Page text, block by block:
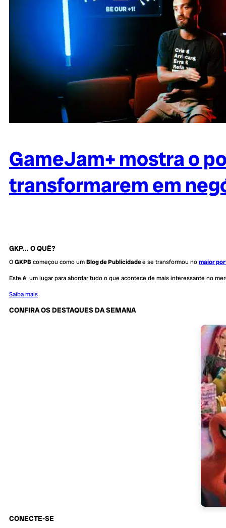
GameJam+ mostra o
transformarem em
GKP... O QUÊ?
OGKPBcomeçou como umBlog de Publicidadee se transformou nomaior
Este é um lugar para abordar tudo o que acontece de mais interessante no
Saiba mais
CONFIRA OS DESTAQUES DA SEMANA
CONECTE-SE